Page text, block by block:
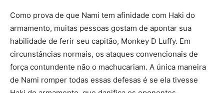
Como prova de que Nami tem afinidade com Haki do
armamento, muitas pessoas gostam de apontar sua
habilidade de ferir seu capitão, Monkey D Luffy. Em
circunstâncias normais, os ataques convencionais de
força contundente não o machucariam. A única maneira
de Nami romper todas essas defesas é se ela tivesse